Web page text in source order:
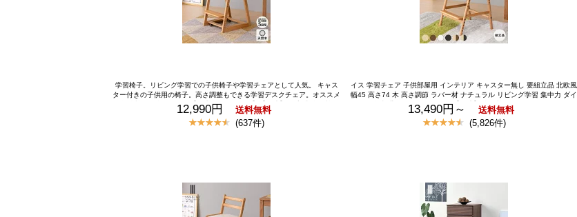
学習椅子。リビング学習での子供椅子や学習チェアとして人気。 キャス
ター付きの子供用の椅子。高さ調整もできる学習デスクチェア。オススメ
の勉強椅子、学習いす。【一生紀オリジナル】【公式】 組立式 学習椅子
学習チェア キッズチェア 勉強椅子 ダイニングチェア デスクチェア 高さ
調節 子ども 子供 小学生 木製 キャスター ロック 姿勢 足置き 背もたれ リ
12,990円 送料無料
(637件)
イス 学習チェア 子供部屋用 インテリア キャスター無し 要組立品 北欧風
幅45 高さ74 木 高さ調節 ラバー材 ナチュラル リビング学習 集中力 ダイ
ニング 食事 背もたれ付き キッズ【公式】 学習椅子 子供 キッズチェア ハ
イチェア 木製 学習チェア ダイニングチェア リビング学習 椅子 天然木 足
置き 高さ調整 組立 ナチュラル シンプル 北欧 女の子 男の子 FIORE ISSEI
13,490円～ 送料無料
(5,826件)